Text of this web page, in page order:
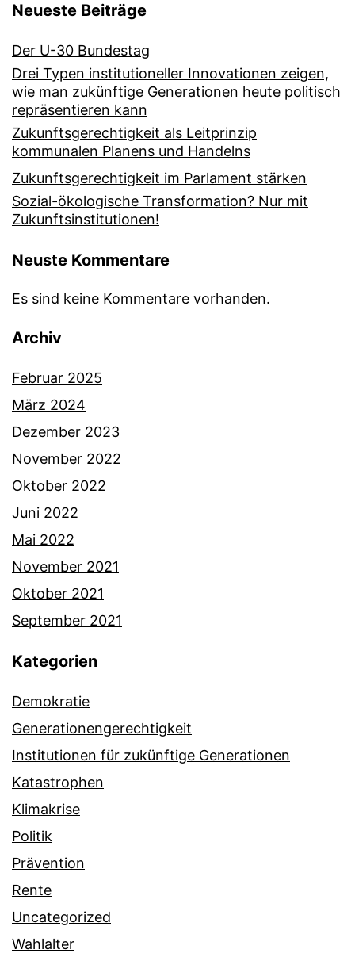
Neueste Beiträge
Der U-30 Bundestag
Drei Typen institutioneller Innovationen zeigen,
wie man zukünftige Generationen heute politisch
repräsentieren kann
Zukunftsgerechtigkeit als Leitprinzip
kommunalen Planens und Handelns
Zukunftsgerechtigkeit im Parlament stärken
Sozial-ökologische Transformation? Nur mit
Zukunftsinstitutionen!
Neuste Kommentare
Es sind keine Kommentare vorhanden.
Archiv
Februar 2025
März 2024
Dezember 2023
November 2022
Oktober 2022
Juni 2022
Mai 2022
November 2021
Oktober 2021
September 2021
Kategorien
Demokratie
Generationengerechtigkeit
Institutionen für zukünftige Generationen
Katastrophen
Klimakrise
Politik
Prävention
Rente
Uncategorized
Wahlalter